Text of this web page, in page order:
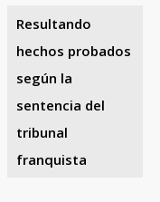
Resultando
hechos probados
según la
sentencia del
tribunal
franquista